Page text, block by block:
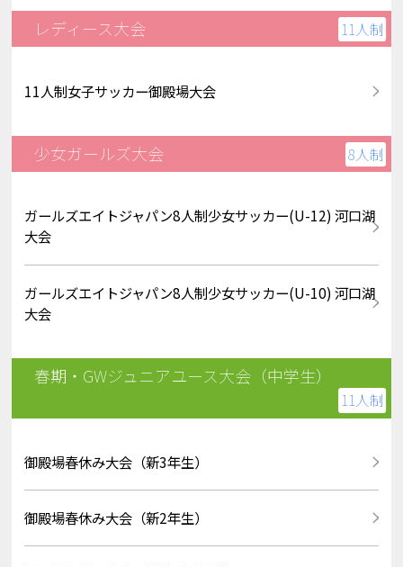
レディース大会 11人制
11人制女子サッカー御殿場大会
少女ガールズ大会 8人制
ガールズエイトジャパン8人制少女サッカー(U-12) 河口湖
大会
ガールズエイトジャパン8人制少女サッカー(U-10) 河口湖
大会
春期・GWジュニアユース大会（中学生）
11人制
御殿場春休み大会（新3年生）
御殿場春休み大会（新2年生）